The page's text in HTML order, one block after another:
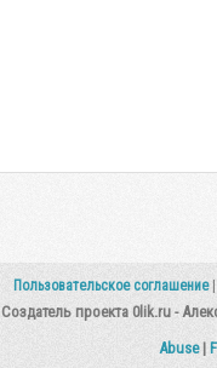
Пользовательское соглашение
Создатель проекта 0lik.ru -
Abuse|